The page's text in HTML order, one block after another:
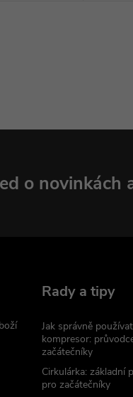
o novinkách
Rady a tipy
Jak správně
kompresor:
začátečníky
Cirkulárka: základní
pro začátečníky